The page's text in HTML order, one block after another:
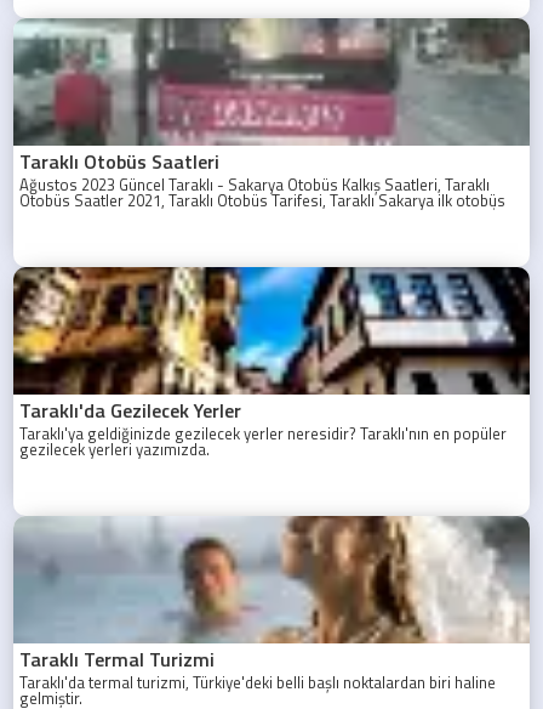
Taraklı Otobüs Saatleri
Ağustos 2023 Güncel Taraklı - Sakarya Otobüs Kalkış Saatleri, Taraklı
Otobüs Saatler 2021, Taraklı Otobüs Tarifesi, Taraklı Sakarya ilk otobüs
ne zaman? Taraklı - Sakarya Son Otobüs Ne zaman? Sakarya Taraklı İlk
Taraklı'da Gezilecek Yerler
Taraklı'ya geldiğinizde gezilecek yerler neresidir? Taraklı'nın en popüler
gezilecek yerleri yazımızda.
Taraklı Termal Turizmi
Taraklı'da termal turizmi, Türkiye'deki belli başlı noktalardan biri haline
gelmiştir.